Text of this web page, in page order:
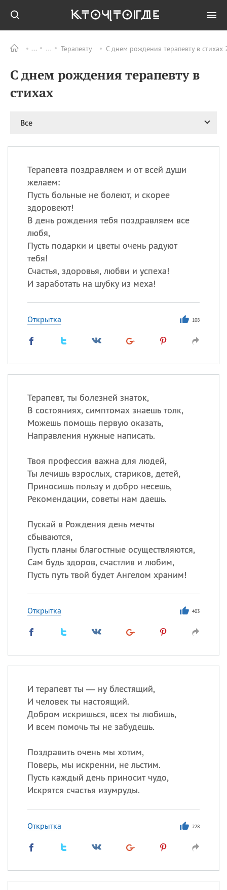
Терапевту С днем рождения терапевту в
С днем рождения терапевту в
стихах
Все
Терапевта поздравляем и от всей души
желаем:
Пусть больные не болеют, и скорее
здоровеют!
В день рождения тебя поздравляем все
любя,
Пусть подарки и цветы очень радуют
тебя!
Счастья, здоровья, любви и успеха!
И заработать на шубку из меха!
Открытка 108
Терапевт, ты болезней знаток,
В состояниях, симптомах знаешь толк,
Можешь помощь первую оказать,
Направления нужные написать.
Твоя профессия важна для людей,
Ты лечишь взрослых, стариков, детей,
Приносишь пользу и добро несешь,
Рекомендации, советы нам даешь.
Пускай в Рождения день мечты
сбываются,
Пусть планы благостные осуществляются,
Сам будь здоров, счастлив и любим,
Пусть путь твой будет Ангелом храним!
Открытка 403
И терапевт ты — ну блестящий,
И человек ты настоящий.
Добром искришься, всех ты любишь,
И всем помочь ты не забудешь.
Поздравить очень мы хотим,
Поверь, мы искренни, не льстим.
Пусть каждый день приносит чудо,
Искрятся счастья изумруды.
Открытка 228
ПРАЗДНИКИ Все
09.08
День памяти
великомученика и
Николая Чудотворца
11.08 День полета на
11.08
День Святой Клары —
телевидения
Сегодня празднуют именины
Герман,Иван,
Анфиса
происхождение